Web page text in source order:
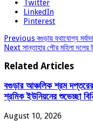
Twitter
LinkedIn
Pinterest
Previous বগুড়ায় যথাযোগ্য
Next সান্তাহার পৌর মহিলা
Related Articles
বগুড়ার আঞ্চলিক শ্রম
শ্রমিক ইউনিয়নের শুভেচ্ছা
August 10, 2026